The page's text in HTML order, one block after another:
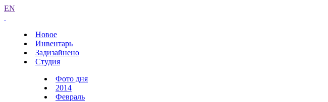
EN
Новое
Инвентарь
Задизайнено
Студия
Фото дня
2014
Февраль